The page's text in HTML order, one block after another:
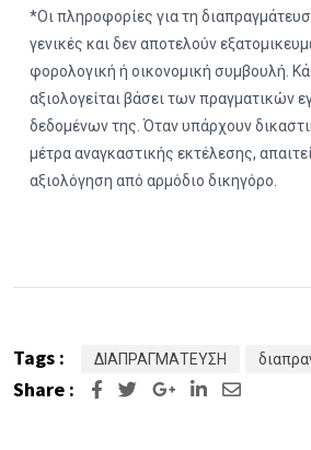
*Οι πληροφορίες για τη
γενικές και δεν αποτελούν
φορολογική ή οικονομική συμβουλή.
αξιολογείται βάσει των πραγματικών
δεδομένων της. Όταν υπάρχουν
μέτρα αναγκαστικής εκτέλεσης,
αξιολόγηση από αρμόδιο δικηγόρο.
Tags : ΔΙΑΠΡΑΓΜΑΤΕΥΣΗ
Share : Google+LinkedIn
Share